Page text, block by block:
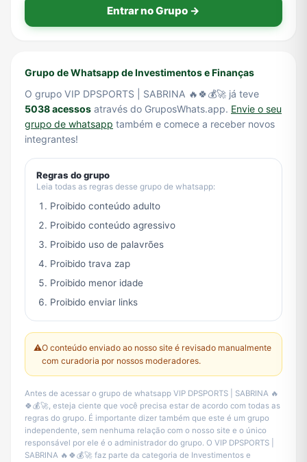
Entrar no Grupo →
Grupo de Whatsapp de Investimentos e Finanças
O grupo VIP DPSPORTS | SABRINA 🔥🍀💰🚀 já teve
5038 acessos através do GruposWhats.app. Envie o seu
grupo de whatsapp também e comece a receber novos
integrantes!
Regras do grupo
Leia todas as regras desse grupo de whatsapp:
Proibido conteúdo adulto
Proibido conteúdo agressivo
Proibido uso de palavrões
Proibido trava zap
Proibido menor idade
Proibido enviar links
⚠️O conteúdo enviado ao nosso site é revisado manualmente
com curadoria por nossos moderadores.
Antes de acessar o grupo de whatsapp VIP DPSPORTS | SABRINA 🔥
🍀💰🚀, esteja ciente que você precisa estar de acordo com todas as
regras do grupo. É importante dizer também que este é um grupo
independente, sem nenhuma relação com o nosso site e o único
responsável por ele é o administrador do grupo. O VIP DPSPORTS |
SABRINA 🔥🍀💰🚀 faz parte da categoria de Investimentos e